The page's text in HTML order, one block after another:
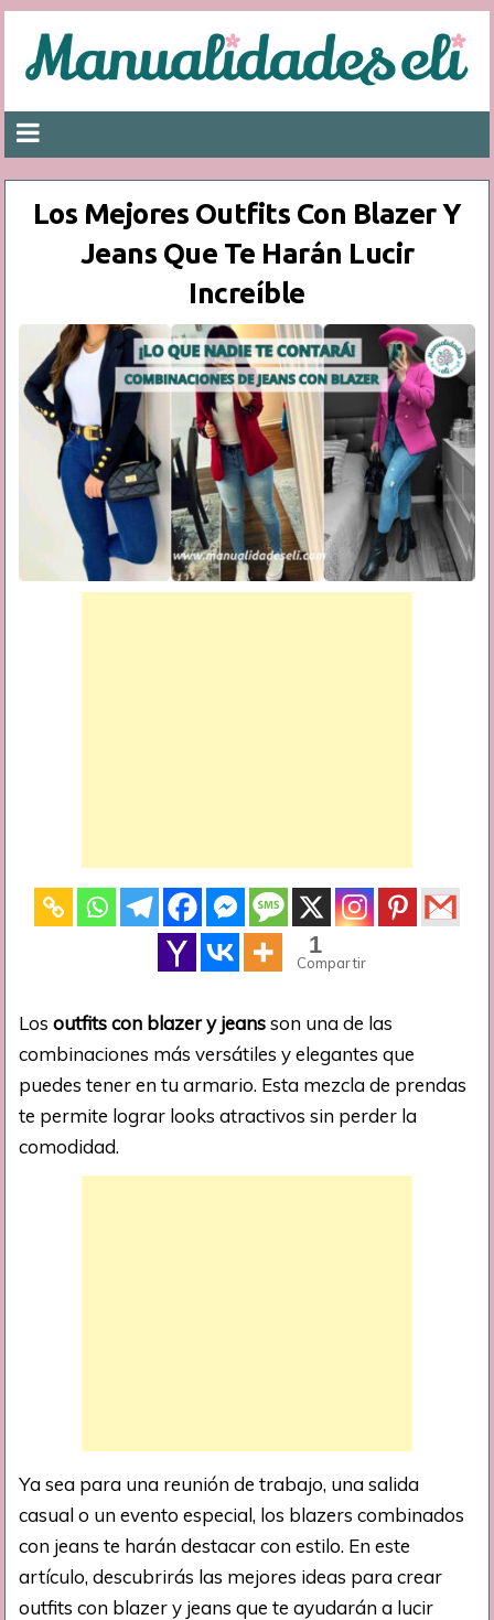
Los Mejores Outfits Con Blazer Y
Jeans Que Te Harán Lucir
Increíble
1
Compartir
Losoutfits con blazer y jeansson una de las
combinaciones más versátiles y elegantes que
puedes tener en tu armario. Esta mezcla de prendas
te permite lograr looks atractivos sin perder la
comodidad.
Ya sea para una reunión de trabajo, una salida
casual o un evento especial, los blazers combinados
con jeans te harán destacar con estilo. En este
artículo, descubrirás las mejores ideas para crear
outfits con blazer y jeans que te ayudarán a lucir